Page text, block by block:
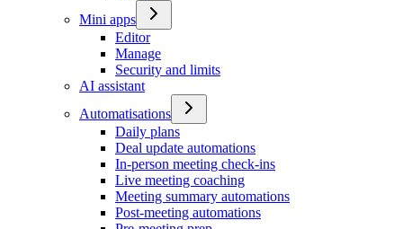
Mini apps
Editor
Manage
Security and limits
AI assistant
Automatisations
Daily plans
Deal update automations
In-person meeting check-ins
Live meeting coaching
Meeting summary automations
Post-meeting automations